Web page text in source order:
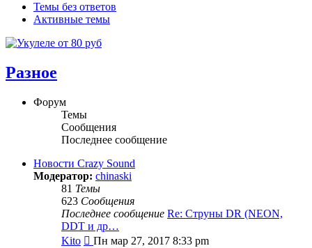
Темы без ответов
Активные темы
Разное
Форум
Темы
Сообщения
Последнее сообщение
Новости Crazy Sound
Модератор: chinaski
81 Темы
623 Сообщения
Последнее сообщение Re: Струны DR (NEON,
DDT и др…
Kito
Перейти
Пн мар 27, 2017 8:33 pm